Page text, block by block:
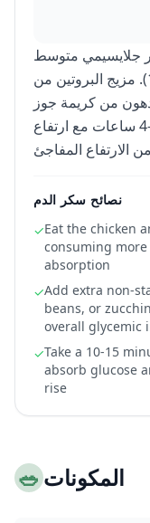
جلايسيمي متوسط
(58) وحمل جلايسيمي معتدل (18.7). مزيج البروتين من
من كريمة جوز
الهند يوفر طاقة مستقرة لمدة 3-4 ساعات مع ارتفاع
نصائح سكر الدم
✓Eat the chicken
consuming
absorption
✓Add extra non-
beans, or
overall glycemic
✓Take a 10-15
absorb glucose
rise
🥗المكونات